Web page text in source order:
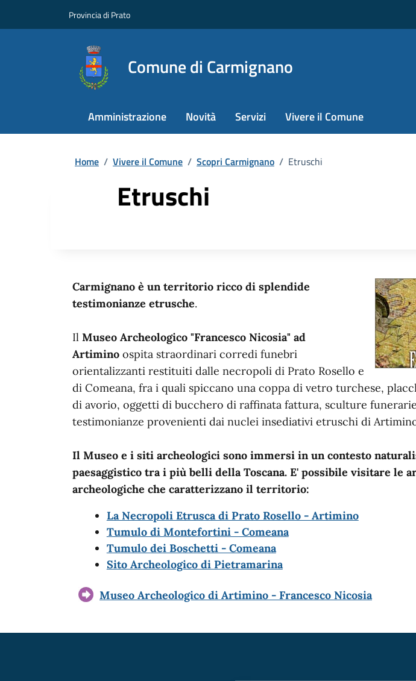
Provincia di Prato
Comune di Carmignano
Amministrazione Novità Servizi Vivere il Comune
Home / Vivere il Comune / Scopri Carmignano / Etruschi
Etruschi
Carmignano è un territorio ricco di splendide
testimonianze etrusche.
Il Museo Archeologico "Francesco Nicosia" ad
Artimino ospita straordinari corredi funebri
orientalizzanti restituiti dalle necropoli di Prato Rosello e
di Comeana, fra i quali spiccano una coppa di vetro turchese,
di avorio, oggetti di bucchero di raffinata fattura, sculture
testimonianze provenienti dai nuclei insediativi etruschi di
Il Museo e i siti archeologici sono immersi in un contesto
paesaggistico tra i più belli della Toscana. E' possibile visitare le
archeologiche che caratterizzano il territorio:
La Necropoli Etrusca di Prato Rosello - Artimino
Tumulo di Montefortini - Comeana
Tumulo dei Boschetti - Comeana
Sito Archeologico di Pietramarina​​
Museo Archeologico di Artimino - Francesco Nicosia